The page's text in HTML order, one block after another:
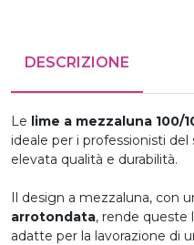
DESCRIZIONE
Le lime a mezzaluna 100/
ideale per i professionisti
elevata qualità e durabilità.
Il design a mezzaluna, con
arrotondata, rende queste
adatte per la lavorazione di